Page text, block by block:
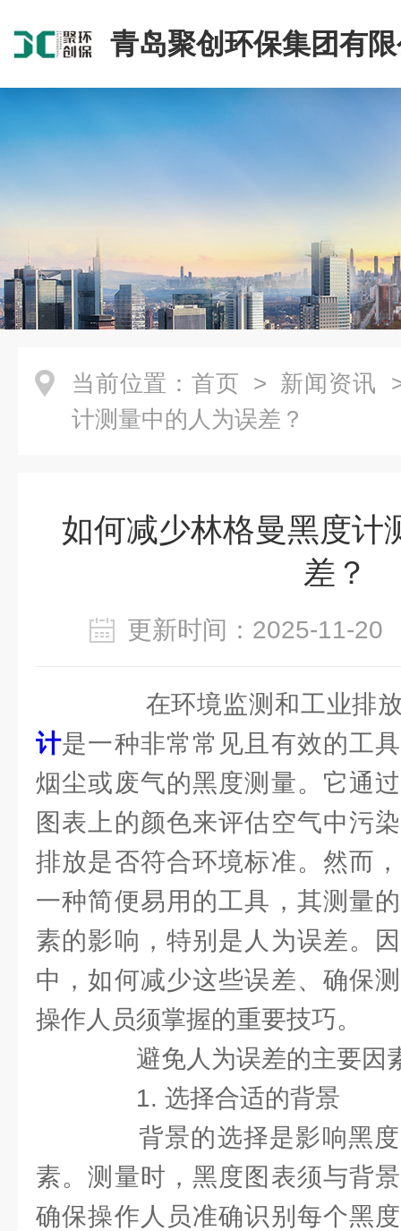
青岛聚创环保集团有
当前位置： 首页 > 新闻资讯
计测量中的人为误差？
如何减少林格曼黑度计
差？
更新时间：2025-11-
在环境监测和工业排放
计是一种非常常见且有效的工
烟尘或废气的黑度测量。它通
图表上的颜色来评估空气中污
排放是否符合环境标准。然而
一种简便易用的工具，其测量
素的影响，特别是人为误差。
中，如何减少这些误差、确保
操作人员须掌握的重要技巧。
避免人为误差的主要因
1. 选择合适的背景
背景的选择是影响黑度
素。测量时，黑度图表须与背
确保操作人员准确识别每个黑